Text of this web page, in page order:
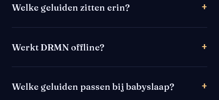
Welke geluiden zitten erin?
Werkt DRMN offline?
Welke geluiden passen bij babyslaap?